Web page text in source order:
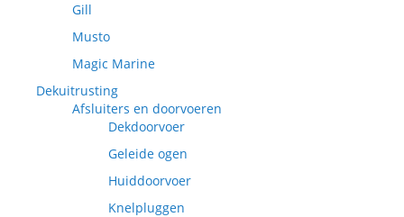
Gill
Musto
Magic Marine
Dekuitrusting
Afsluiters en doorvoeren
Dekdoorvoer
Geleide ogen
Huiddoorvoer
Knelpluggen